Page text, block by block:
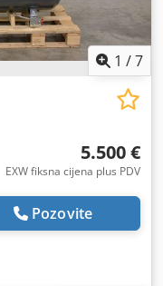
1 /7
5.500 €
EXW fiksna cijena plus PDV
Pozovite